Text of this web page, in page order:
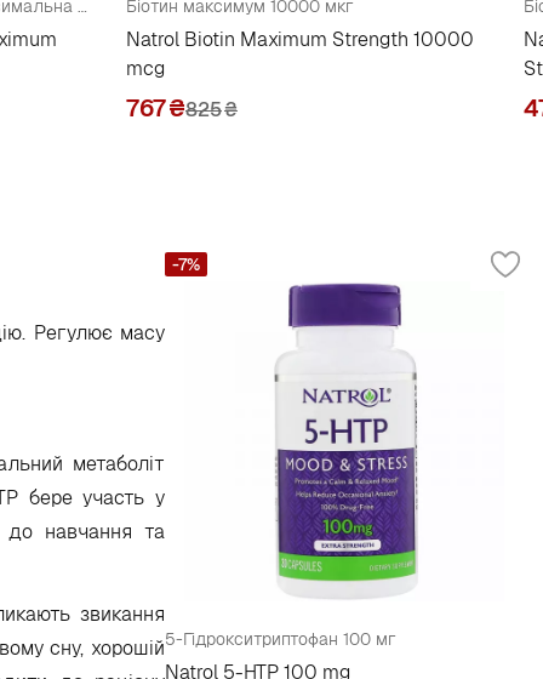
5-HTP 5-Гідрокситриптофан максимальна сила 200 мг Біотин максимум 10000 мкг
Natrol Biotin Maximum Strength 10000
mcg
767₴825₴
Регулює масу
метаболіт
бере участь у
до навчання та
звикання
сну, хорошій5-Гідрокситриптофан 100 мг
Natrol 5-HTP 100 mg
-7%